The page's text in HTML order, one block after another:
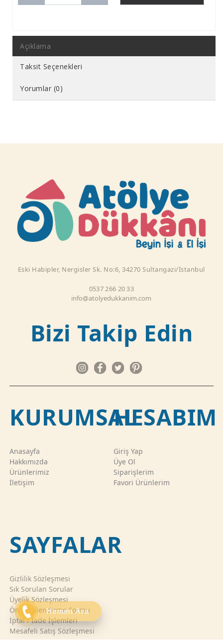
Açıklama
Taksit Seçenekleri
Yorumlar (0)
Hemen Ara
Eski Habipler, Nergisler Sk. No:6, 34270 Sultangazi/İstanbul
0537 266 20 33
info@atolyedukkanim.com
Bizi Takip Edin
KURUMSAL
Anasayfa
Hakkımızda
Ürünlerimiz
İletişim
HESABIM
Giriş Yap
Üye Ol
Siparişlerim
Favori Ürünlerim
SAYFALAR
Gizlilik Sözleşmesi
Sık Sorulan Sorular
Üyelik Sözleşmesi
Ön Bilgilendirme Formu
İptal / İade İşlemleri
Mesafeli Satış Sözleşmesi